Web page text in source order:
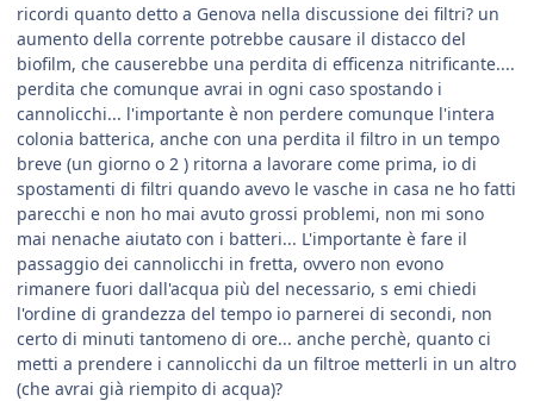
ricordi quanto detto a Genova nella discussione dei filtri? un
aumento della corrente potrebbe causare il distacco del
biofilm, che causerebbe una perdita di efficenza nitrificante....
perdita che comunque avrai in ogni caso spostando i
cannolicchi... l'importante è non perdere comunque l'intera
colonia batterica, anche con una perdita il filtro in un tempo
breve (un giorno o 2 ) ritorna a lavorare come prima, io di
spostamenti di filtri quando avevo le vasche in casa ne ho fatti
parecchi e non ho mai avuto grossi problemi, non mi sono
mai nenache aiutato con i batteri... L'importante è fare il
passaggio dei cannolicchi in fretta, ovvero non evono
rimanere fuori dall'acqua più del necessario, s emi chiedi
l'ordine di grandezza del tempo io parnerei di secondi, non
certo di minuti tantomeno di ore... anche perchè, quanto ci
metti a prendere i cannolicchi da un filtroe metterli in un altro
(che avrai già riempito di acqua)?